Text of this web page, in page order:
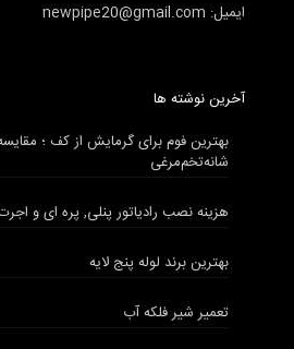
ایمیل: newpipe20@gmail.com
آخرین نوشته ها
شانه‌تخم‌مرغی
هزینه نصب رادیاتور پنلی, پره ای و اجرت
بهترین برند لوله پنج لایه
تعمیر شیر فلکه آب